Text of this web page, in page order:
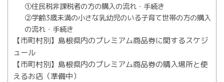
①住民税非課税者の方の購入の流れ・手続き
②学齢3歳未満の小さな乳幼児のいる子育て世帯の方の購入
の流れ・手続き
【市町村別】島根県内のプレミアム商品券に関するスケジ
ュール
【市町村別】島根県内のプレミアム商品券の購入場所と使
えるお店（準備中）